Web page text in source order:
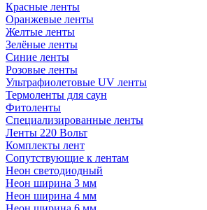
Красные ленты
Оранжевые ленты
Желтые ленты
Зелёные ленты
Синие ленты
Розовые ленты
Ультрафиолетовые UV ленты
Термоленты для саун
Фитоленты
Специализированные ленты
Ленты 220 Вольт
Комплекты лент
Сопутствующие к лентам
Неон светодиодный
Неон ширина 3 мм
Неон ширина 4 мм